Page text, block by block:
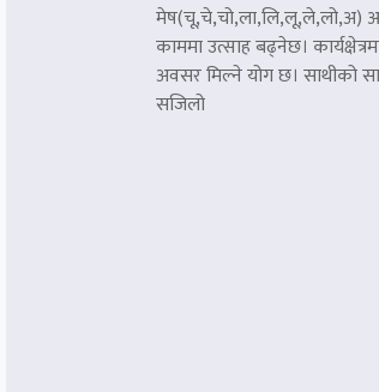
मेष(चू,चे,चो,ला,लि,लू,ले,लो,अ)
काममा उत्साह बढ्नेछ।
अवसर मिल्ने योग छ। साथीको
सजिलो